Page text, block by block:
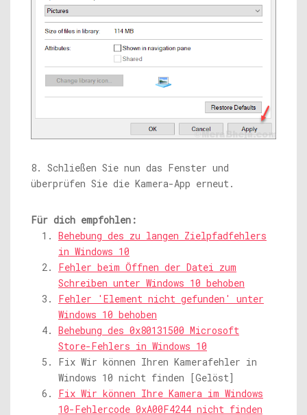
8. Schließen Sie nun das Fenster und
überprüfen Sie die Kamera-App erneut.
Für dich empfohlen:
Behebung des zu langen Zielpfadfehlers
in Windows 10
Fehler beim Öffnen der Datei zum
Schreiben unter Windows 10 behoben
Fehler 'Element nicht gefunden' unter
Windows 10 behoben
Behebung des 0x80131500 Microsoft
Store-Fehlers in Windows 10
Fix Wir können Ihren Kamerafehler in
Windows 10 nicht finden [Gelöst]
Fix Wir können Ihre Kamera im Windows
10-Fehlercode 0xA00F4244 nicht finden